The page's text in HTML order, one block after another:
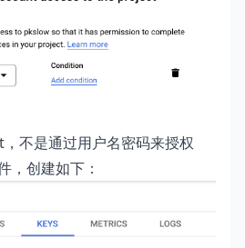
不是通过用户名密码来授权
，创建如下：